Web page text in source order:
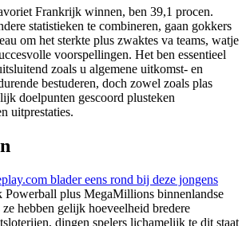
Frankrijk winnen, ben 39,1 procen.
statistieken te combineren, gaan gokkers
om het sterkte plus zwaktes va teams, watje
voorspellingen. Het ben essentieel
zoals u algemene uitkomst- en
bestuderen, doch zowel zoals plas
doelpunten gescoord plusteken
uitprestaties.
blader eens rond bij deze jongens
Powerball plus MegaMillions binnenlandse
hebben gelijk hoeveelheid bredere
dingen spelers lichamelijk te dit staat